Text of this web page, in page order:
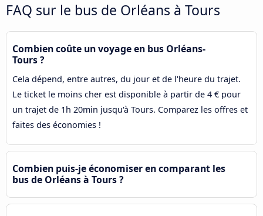
FAQ sur le bus de Orléans à Tours
Combien coûte un voyage en bus Orléans-
Tours ?
Cela dépend, entre autres, du jour et de l'heure du trajet.
Le ticket le moins cher est disponible à partir de 4 € pour
un trajet de 1h 20min jusqu'à Tours. Comparez les offres et
faites des économies !
Combien puis-je économiser en comparant les
bus de Orléans à Tours ?